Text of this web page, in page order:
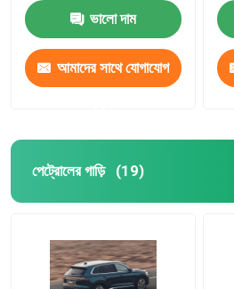
ভালো দাম
আমাদের সাথে যোগাযোগ
পেট্রোলের গাড়ি (19)